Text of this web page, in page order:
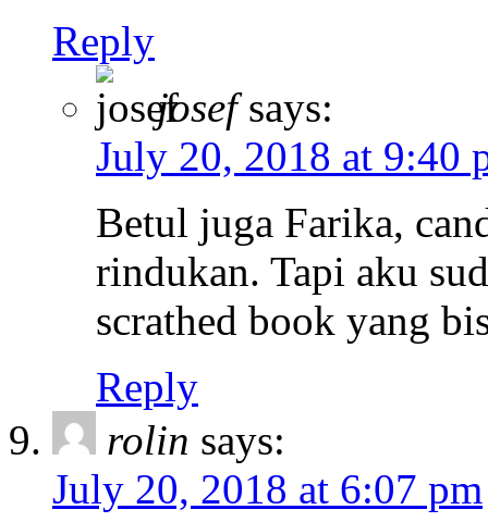
Reply
josef says:
July 20, 2018 at 9:40
Betul juga Farika,
rindukan. Tapi aku
scrathed book yang
Reply
rolin says:
July 20, 2018 at 6:07 pm